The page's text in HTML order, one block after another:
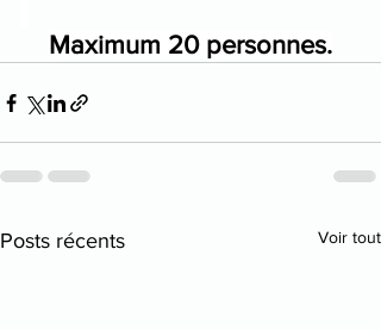
Maximum 20 personnes.
Posts récents Voir tout